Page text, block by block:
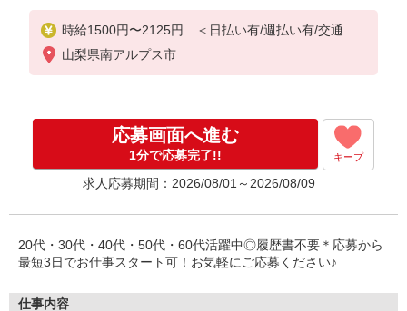
時給1500円〜2125円 ＜日払い有/週払い有/交通費
全支給(ガソリン代含む)＞
山梨県南アルプス市
応募画面へ進む
1分で応募完了!! キープ
求人応募期間：2026/08/01～2026/08/09
20代・30代・40代・50代・60代活躍中◎履歴書不要＊応募から
最短3日でお仕事スタート可！お気軽にご応募ください♪
仕事内容